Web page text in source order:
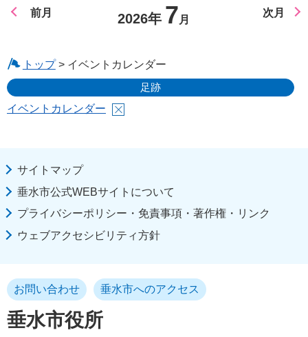
前月 2026年 7 月
次月
トップ> イベントカレンダー
足跡
イベントカレンダー
サイトマップ
垂水市公式WEBサイトについて
プライバシーポリシー・免責事項・著作権・リンク
ウェブアクセシビリティ方針
垂水市役所
お問い合わせ 垂水市へのアクセス